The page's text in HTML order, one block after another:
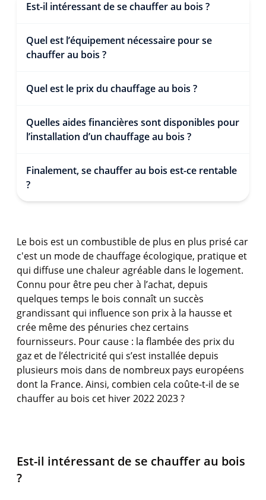
Est-il intéressant de se chauffer au bois ?
Quel est l’équipement nécessaire pour se
chauffer au bois ?
Quel est le prix du chauffage au bois ?
Quelles aides financières sont disponibles pour
l’installation d’un chauffage au bois ?
Finalement, se chauffer au bois est-ce rentable
?
Le bois est un combustible de plus en plus prisé car
c'est un mode de chauffage écologique, pratique et
qui diffuse une chaleur agréable dans le logement.
Connu pour être peu cher à l’achat, depuis
quelques temps le bois connaît un succès
grandissant qui influence son prix à la hausse et
crée même des pénuries chez certains
fournisseurs. Pour cause : la flambée des prix du
gaz et de l’électricité qui s’est installée depuis
plusieurs mois dans de nombreux pays européens
dont la France. Ainsi, combien cela coûte-t-il de se
chauffer au bois cet hiver 2022 2023 ?
Est-il intéressant de se chauffer au bois
?